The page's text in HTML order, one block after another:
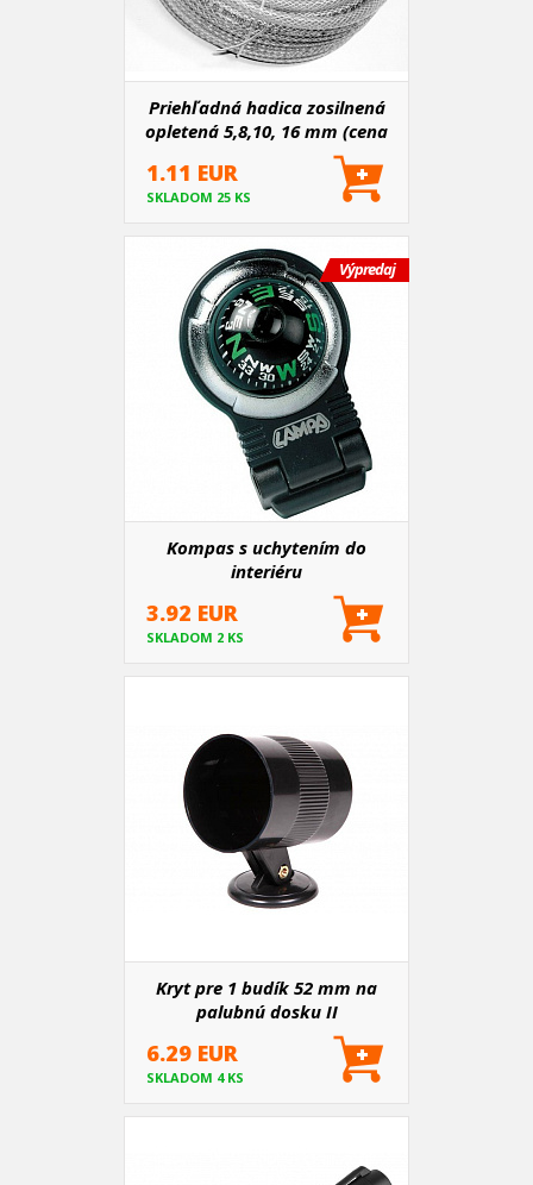
Priehľadná hadica zosilnená
opletená 5,8,10, 16 mm (cena
1.11 EUR
SKLADOM 25 KS
Výpredaj
Kompas s uchytením do
interiéru
3.92 EUR
SKLADOM 2 KS
Kryt pre 1 budík 52 mm na
palubnú dosku II
6.29 EUR
SKLADOM 4 KS